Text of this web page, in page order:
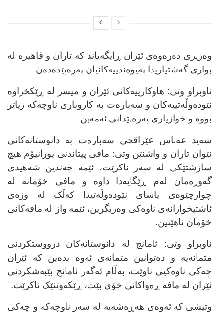
وەزیری دەرەوەی ئێران ڕایگەیاند کە تاران و قاهیرە لە
بواری گەشتیاریدا پەیوەندییەکانیان پەرەپێدەدەن.
ناوبراو وتی: هاوکارییەکانی ئێران و میسر لە ڕێکخراوە
نێودەوڵەتییەکان و سەبارەت بە کاروباری ناوچەکە زیاتر
بووە و خوازیاری پەرەپێدانی ئەمەین.
سەید عەباس عێراقچی سەبارەت بە دانوستانەکانی
نێوان تاران و واشنتن وتی: مافی پیتاندنی یورانیۆم هیچ
سازشتێکی لە سەر ناکرێت، ئێمە چەندین شەهیدی
گەورەمان لەم ڕێگایەدا داوە و مافی خۆمانە لە
چوارچێوەی یاسای نێودەوڵەتیدا کەڵک لە وزەی
ئاشتیخوازانەی ناوەکی وەربگرین، ئێمە واز لە مافەکانی
خۆمان ناهێنین.
ناوبراو وتی: ئامانج لە دانوستانەکان درووستکردنی
متمانەیە و دەتوانین متمانەی ئەوە بدەین کە ئێران
چەکی ناوەکیی ناوێت، بەڵام ئەگەر ئامانج بێبەشکردنی
ئێران لە مافە ڕەواکانی خۆی بێت، ڕێکەوتنێک ناکرێت.
وتیشی کە ئەوەی هەڕەشەیە لە سەر ناوچەکە و چەکی